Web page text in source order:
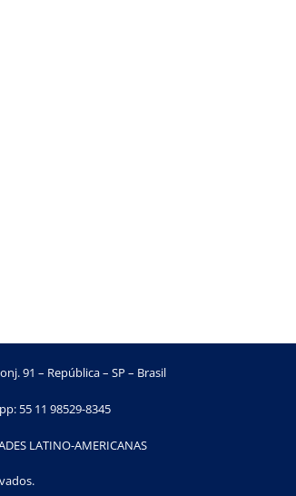
91 – República – SP – Brasil
55 11 98529-8345
LATINO-AMERICANAS